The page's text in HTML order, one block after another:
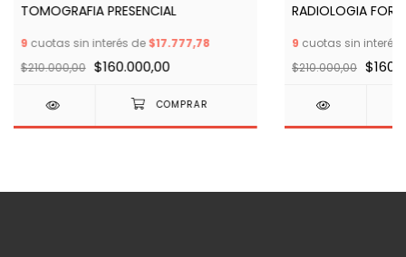
TOMOGRAFIA PRESENCIAL
9 cuotas sin interés de$17.777,78
$210.000,00 $160.000,00
RADIOLOGIA
9 cuotas sin interés
$210.000,00